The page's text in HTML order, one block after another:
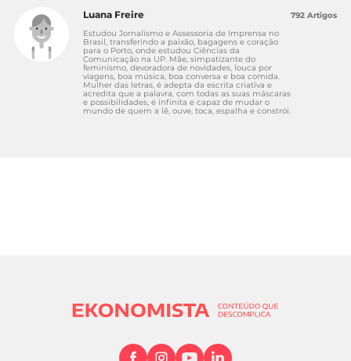
Luana Freire
Estudou Jornalismo e Assessoria de Imprensa no
Brasil, transferindo a paixão, bagagens e coração
para o Porto, onde estudou Ciências da
Comunicação na UP. Mãe, simpatizante do
feminismo, devoradora de novidades, louca por
viagens, boa música, boa conversa e boa comida.
Mulher das letras, é adepta da escrita criativa e
acredita que a palavra, com todas as suas máscaras
e possibilidades, é infinita e capaz de mudar o
mundo de quem a lê, ouve, toca, espalha e constrói.
792 Artigos